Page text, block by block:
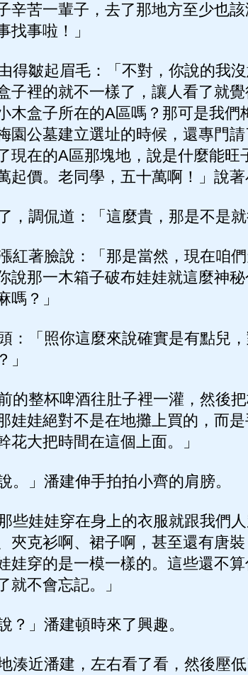
辛苦一輩子，去了那地方至少也
找事啦！」
得皺起眉毛：「不對，你說的我
子裡的就不一樣了，讓人看了就
木盒子所在的A區嗎？那可是我們
園公墓建立選址的時候，還專門
現在的A區那塊地，說是什麼能旺
起價。老同學，五十萬啊！」說著
調侃道：「這麼貴，那是不是就
著臉說：「那是當然，現在咱
說那一木箱子破布娃娃就這麼神
嗎？」
：「照你這麼來說確實是有點兒
」
的整杯啤酒往肚子裡一灌，然後
娃娃絕對不是在地攤上買的，而
花大把時間在這個上面。」
」潘建伸手拍拍小齊的肩膀。
些娃娃穿在身上的衣服就跟我們
夾克衫啊、裙子啊，甚至還有唐
娃穿的是一模一樣的。這些還不
就不會忘記。」
」潘建頓時來了興趣。
湊近潘建，左右看了看，然後壓